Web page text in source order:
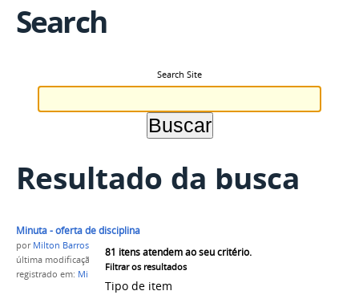
Search
Search Site
Resultado da busca
81 itens atendem ao seu critério.
Filtrar os resultados
Tipo de item
Minuta - oferta de disciplina
por Milton Barros
última modificação
em 16/10/2017 17h58
registrado em: Minuta ,PROEN